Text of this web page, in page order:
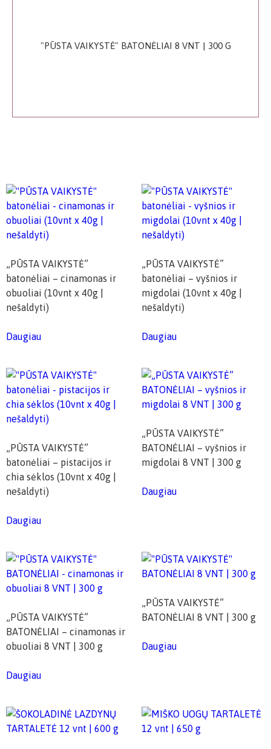
"PŪSTA VAIKYSTĖ" BATONĖLIAI 8 VNT | 300 G
„PŪSTA VAIKYSTĖ”
batonėliai – cinamonas ir
obuoliai (10vnt x 40g |
nešaldyti)
Daugiau
„PŪSTA VAIKYSTĖ”
batonėliai – vyšnios ir
migdolai (10vnt x 40g |
nešaldyti)
Daugiau
„PŪSTA VAIKYSTĖ”
batonėliai – pistacijos ir
chia sėklos (10vnt x 40g |
nešaldyti)
Daugiau
„PŪSTA VAIKYSTĖ”
BATONĖLIAI – vyšnios ir
migdolai 8 VNT | 300 g
Daugiau
„PŪSTA VAIKYSTĖ”
BATONĖLIAI – cinamonas ir
obuoliai 8 VNT | 300 g
Daugiau
„PŪSTA VAIKYSTĖ”
BATONĖLIAI 8 VNT | 300 g
Daugiau